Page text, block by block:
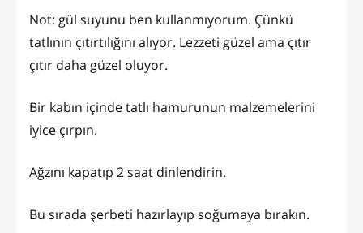
Not: gül suyunu ben kullanmıyorum. Çünkü
tatlının çıtırtılığını alıyor. Lezzeti güzel ama çıtır
çıtır daha güzel oluyor.
Bir kabın içinde tatlı hamurunun malzemelerini
iyice çırpın.
Ağzını kapatıp 2 saat dinlendirin.
Bu sırada şerbeti hazırlayıp soğumaya bırakın.